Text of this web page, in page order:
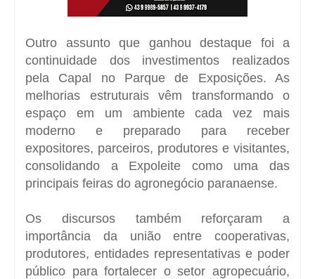
Outro assunto que ganhou destaque foi a
continuidade dos investimentos realizados
pela Capal no Parque de Exposições. As
melhorias estruturais vêm transformando o
espaço em um ambiente cada vez mais
moderno e preparado para receber
expositores, parceiros, produtores e visitantes,
consolidando a Expoleite como uma das
principais feiras do agronegócio paranaense.
Os discursos também reforçaram a
importância da união entre cooperativas,
produtores, entidades representativas e poder
público para fortalecer o setor agropecuário,